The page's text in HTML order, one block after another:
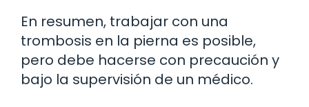
En resumen, trabajar con una
trombosis en la pierna es posible,
pero debe hacerse con precaución y
bajo la supervisión de un médico.